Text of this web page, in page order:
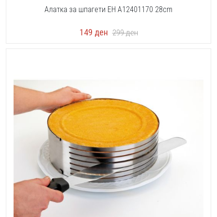
Алатка за шпагети EH A12401170 28cm
149 ден 299ден